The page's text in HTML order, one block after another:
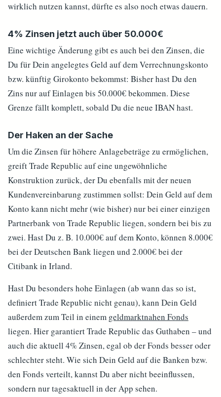
wirklich nutzen kannst, dürfte es also noch etwas dauern.
4% Zinsen jetzt auch über 50.000€
Eine wichtige Änderung gibt es auch bei den Zinsen, die
Du für Dein angelegtes Geld auf dem Verrechnungskonto
bzw. künftig Girokonto bekommst: Bisher hast Du den
Zins nur auf Einlagen bis 50.000€ bekommen. Diese
Grenze fällt komplett, sobald Du die neue IBAN hast.
Der Haken an der Sache
Um die Zinsen für höhere Anlagebeträge zu ermöglichen,
greift Trade Republic auf eine ungewöhnliche
Konstruktion zurück, der Du ebenfalls mit der neuen
Kundenvereinbarung zustimmen sollst: Dein Geld auf dem
Konto kann nicht mehr (wie bisher) nur bei einer einzigen
Partnerbank von Trade Republic liegen, sondern bei bis zu
zwei. Hast Du z. B. 10.000€ auf dem Konto, können 8.000€
bei der Deutschen Bank liegen und 2.000€ bei der
Citibank in Irland.
Hast Du besonders hohe Einlagen (ab wann das so ist,
definiert Trade Republic nicht genau), kann Dein Geld
außerdem zum Teil in einem geldmarktnahen Fonds
liegen. Hier garantiert Trade Republic das Guthaben – und
auch die aktuell 4% Zinsen, egal ob der Fonds besser oder
schlechter steht. Wie sich Dein Geld auf die Banken bzw.
den Fonds verteilt, kannst Du aber nicht beeinflussen,
sondern nur tagesaktuell in der App sehen.